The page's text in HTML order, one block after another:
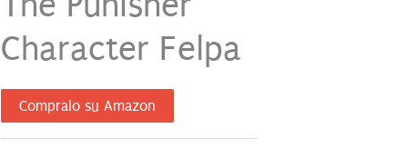
Character Felpa
Compralo su Amazon